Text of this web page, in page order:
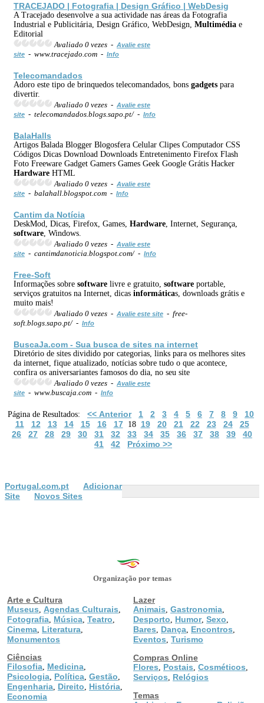
TRACEJADO | Fotografia | Design Gráfico | WebDesig
A Tracejado desenvolve a sua actividade nas áreas da Fotografia
Industrial e Publicitária, Design Gráfico, WebDesign, Multimédia e
Editorial
Avaliado 0 vezes - Avalie este
site - www.tracejado.com - Info
Telecomandados
Adoro este tipo de brinquedos telecomandados, bons gadgets para
divertir.
Avaliado 0 vezes - Avalie este
site - telecomandados.blogs.sapo.pt/ - Info
BalaHalls
Artigos Balada Blogger Blogosfera Celular Clipes Computador CSS
Códigos Dicas Download Downloads Entretenimento Firefox Flash
Foto Freeware Gadget Gamers Games Geek Google Grátis Hacker
Hardware HTML
Avaliado 0 vezes - Avalie este
site - balahall.blogspot.com - Info
Cantim da Notícia
DeskMod, Dicas, Firefox, Games, Hardware , Internet, Segurança,
software , Windows.
Avaliado 0 vezes - Avalie este
site - cantimdanoticia.blogspot.com/ - Info
Free-Soft
Informações sobre software livre e gratuito, software portable,
serviços gratuitos na Internet, dicas informáticas, downloads grátis e
muito mais!
Avaliado 0 vezes - Avalie este site - free-
soft.blogs.sapo.pt/ - Info
BuscaJa.com - Sua busca de sites na internet
Diretório de sites dividido por categorias, links para os melhores sites
da internet, fique atualizado, notícias sobre tudo o que acontece,
confira os aniversariantes famosos do dia, no seu site
Avaliado 0 vezes - Avalie este
site - www.buscaja.com - Info
Página de Resultados: << Anterior 1 2 3 4 5 6 7 8 9
10
11
12 13 14 15 16 1718 19 20 21 22 23 24
25
26
27 28 29 30 31 32 33 34 35 36 37 38 39
40
41
42 Próximo >>
Portugal.com.pt
Adicionar
Site
Novos Sites
Organização por temas
Arte e Cultura
Museus
Agendas Culturais
Fotografia Música Teatro
Cinema Literatura
Monumentos
Ciências
Filosofia Medicina
Psicologia Política Gestão
Engenharia Direito História
Economia
Lazer
Animais Gastronomia
Desporto Humor, Sexo
Bares Dança Encontros
Eventos Turismo
Compras Online
Flores
Postais Cosméticos
Serviços
Relógios
Temas